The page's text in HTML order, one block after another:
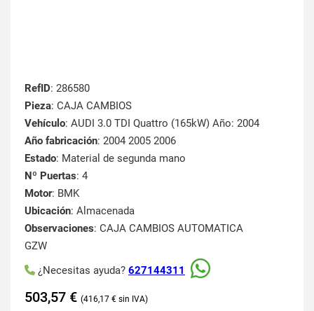
RefID: 286580
Pieza: CAJA CAMBIOS
Vehículo: AUDI 3.0 TDI Quattro (165kW) Año: 2004
Año fabricación: 2004 2005 2006
Estado: Material de segunda mano
Nº Puertas: 4
Motor: BMK
Ubicación: Almacenada
Observaciones: CAJA CAMBIOS AUTOMATICA
GZW
¿Necesitas ayuda? 627144311
503,57 € 416,17 €